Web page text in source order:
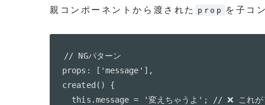
親コンポーネントから渡された prop を子コ
// NGパターン
props: ['message'],
created() {
this.message = '変えちゃうよ'; // ❌ これが